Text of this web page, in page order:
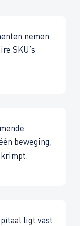
nemen
SKU’s
beweging,
ligt vast